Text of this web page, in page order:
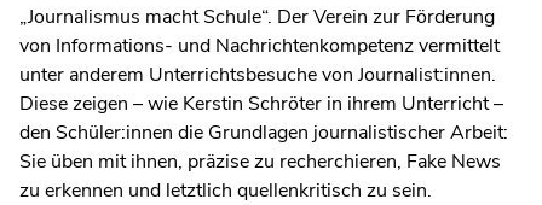
„Journalismus macht Schule“. Der Verein zur Förderung
von Informations- und Nachrichtenkompetenz vermittelt
unter anderem Unterrichtsbesuche von Journalist:innen.
Diese zeigen – wie Kerstin Schröter in ihrem Unterricht –
den Schüler:innen die Grundlagen journalistischer Arbeit:
Sie üben mit ihnen, präzise zu recherchieren, Fake News
zu erkennen und letztlich quellenkritisch zu sein.